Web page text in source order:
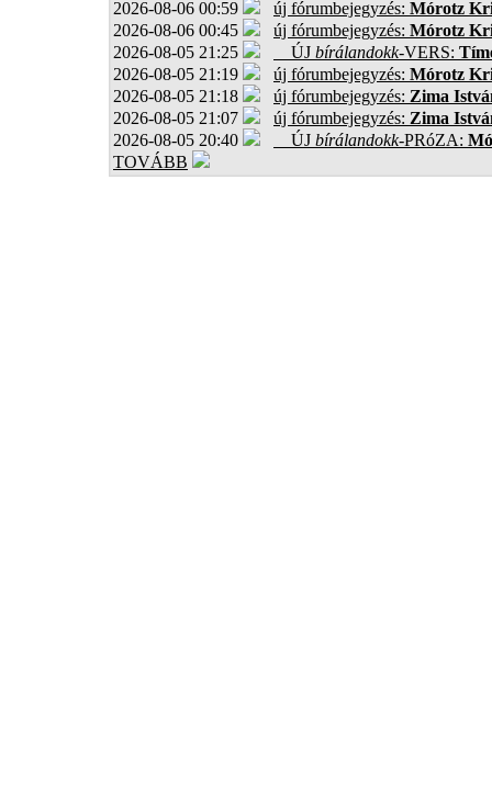
2026-08-06 00:59 új fórumbejegyzés: Mórotz
2026-08-06 00:45
új fórumbejegyzés: Mórotz
2026-08-05 21:25
ÚJ bírálandokk-VERS:
2026-08-05 21:19
új fórumbejegyzés: Mórotz
2026-08-05 21:18
új fórumbejegyzés: Zima
2026-08-05 21:07
új fórumbejegyzés: Zima
2026-08-05 20:40
ÚJ bírálandokk-PRóZA:
TOVÁBB